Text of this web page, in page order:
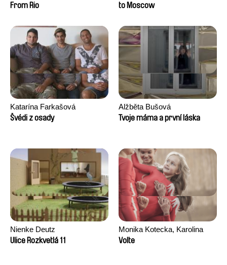
From Rio
to Moscow
Katarína Farkašová
Švédi z osady
Alžběta Bušová
Tvoje máma a první láska
Nienke Deutz
Ulice Rozkvetlá 11
Monika Kotecka, Karolina
Poryzała
Volte